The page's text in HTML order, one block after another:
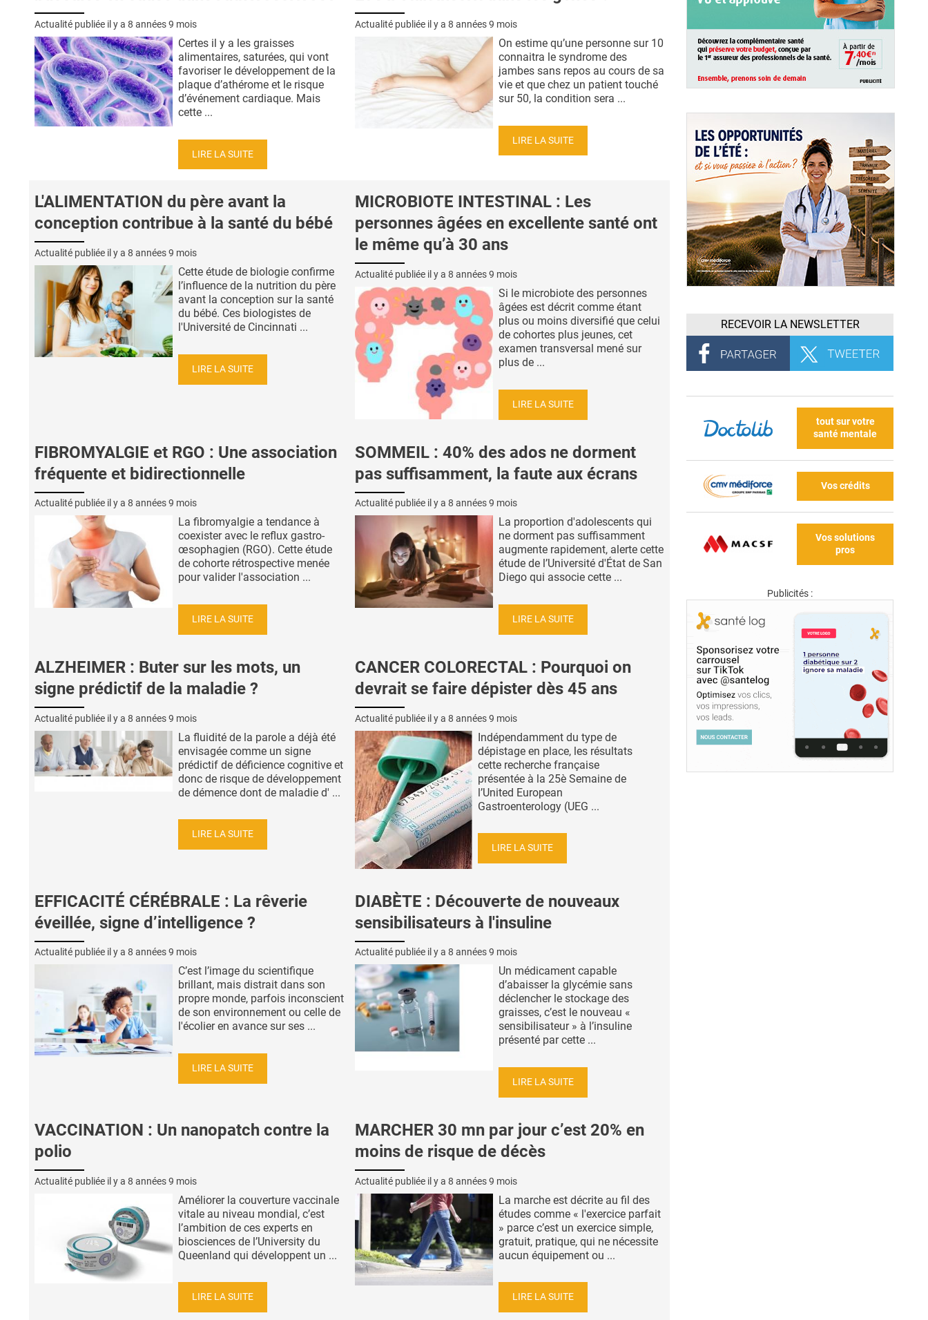
Actualité publiée il y a 8 années 9 mois
Certes il y a les graisses
alimentaires, saturées, qui vont
favoriser le développement de la
plaque d’athérome et le risque
d’événement cardiaque. Mais
cette ...
LIRE LA SUITE
Actualité publiée il y a 8 années 9 mois
On estime qu’une personne sur 10
connaitra le syndrome des
jambes sans repos au cours de sa
vie et que chez un patient touché
sur 50, la condition sera ...
LIRE LA SUITE
L'ALIMENTATION du père avant la
conception contribue à la santé du bébé
Actualité publiée il y a 8 années 9 mois
Cette étude de biologie confirme
l’influence de la nutrition du père
avant la conception sur la santé
du bébé. Ces biologistes de
l'Université de Cincinnati ...
LIRE LA SUITE
MICROBIOTE INTESTINAL : Les
personnes âgées en excellente santé ont
le même qu’à 30 ans
Actualité publiée il y a 8 années 9 mois
Si le microbiote des personnes
âgées est décrit comme étant
plus ou moins diversifié que celui
de cohortes plus jeunes, cet
examen transversal mené sur
plus de ...
LIRE LA SUITE
FIBROMYALGIE et RGO : Une association
fréquente et bidirectionnelle
Actualité publiée il y a 8 années 9 mois
La fibromyalgie a tendance à
coexister avec le reflux gastro-
œsophagien (RGO). Cette étude
de cohorte rétrospective menée
pour valider l'association ...
LIRE LA SUITE
SOMMEIL : 40% des ados ne dorment
pas suffisamment, la faute aux écrans
Actualité publiée il y a 8 années 9 mois
La proportion d'adolescents qui
ne dorment pas suffisamment
augmente rapidement, alerte cette
étude de l’Université d'État de San
Diego qui associe cette ...
LIRE LA SUITE
ALZHEIMER : Buter sur les mots, un
signe prédictif de la maladie ?
Actualité publiée il y a 8 années 9 mois
La fluidité de la parole a déjà été
envisagée comme un signe
prédictif de déficience cognitive et
donc de risque de développement
de démence dont de maladie d' ...
LIRE LA SUITE
CANCER COLORECTAL : Pourquoi on
devrait se faire dépister dès 45 ans
Actualité publiée il y a 8 années 9 mois
Indépendamment du type de
dépistage en place, les résultats
cette recherche française
présentée à la 25è Semaine de
l’United European
Gastroenterology (UEG ...
LIRE LA SUITE
EFFICACITÉ CÉRÉBRALE : La rêverie
éveillée, signe d’intelligence ?
Actualité publiée il y a 8 années 9 mois
C’est l’image du scientifique
brillant, mais distrait dans son
propre monde, parfois inconscient
de son environnement ou celle de
l'écolier en avance sur ses ...
LIRE LA SUITE
DIABÈTE : Découverte de nouveaux
sensibilisateurs à l'insuline
Actualité publiée il y a 8 années 9 mois
Un médicament capable
d’abaisser la glycémie sans
déclencher le stockage des
graisses, c’est le nouveau «
sensibilisateur » à l’insuline
présenté par cette ...
LIRE LA SUITE
VACCINATION : Un nanopatch contre la
polio
Actualité publiée il y a 8 années 9 mois
Améliorer la couverture vaccinale
vitale au niveau mondial, c’est
l’ambition de ces experts en
biosciences de l’University du
Queenland qui développent un ...
LIRE LA SUITE
MARCHER 30 mn par jour c’est 20% en
moins de risque de décès
Actualité publiée il y a 8 années 9 mois
La marche est décrite au fil des
études comme « l'exercice parfait
» parce c’est un exercice simple,
gratuit, pratique, qui ne nécessite
aucun équipement ou ...
LIRE LA SUITE
RECEVOIR LA NEWSLETTER
tout sur votre
santé mentale
Vos crédits
Vos solutions
pros
Publicités :